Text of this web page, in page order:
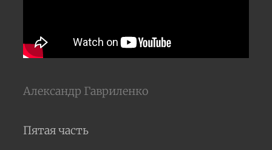
Александр Гавриленко
Пятая часть